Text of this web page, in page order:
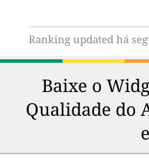
Ranking updated há
Baixe o
Qualidade do